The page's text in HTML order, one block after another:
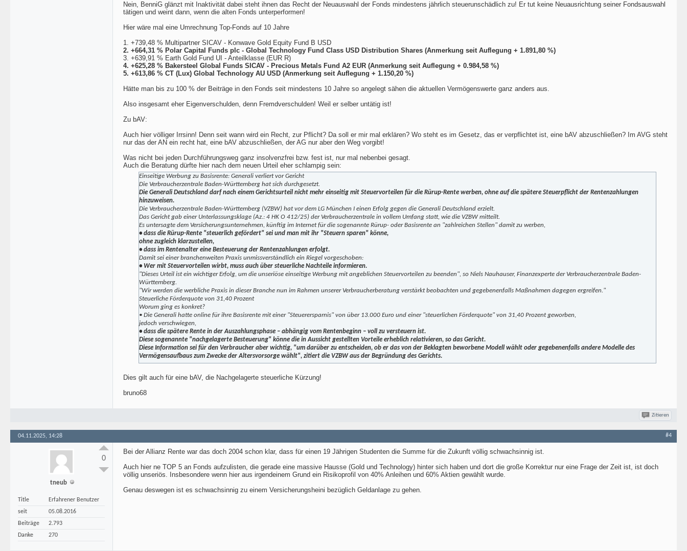
Nein, BenniG glänzt mit Inaktivität dabei steht ihnen das Recht der Neuauswahl der Fonds mindestens jährlich steuerunschädlich zu! Er tut keine Neuausrichtung seiner Fondsauswahl
tätigen und weint dann, wenn die alten Fonds unterperformen!
Hier wäre mal eine Umrechnung Top-Fonds auf 10 Jahre
1. +739,48 % Multipartner SICAV - Konwave Gold Equity Fund B USD
2. +664,31 % Polar Capital Funds plc - Global Technology Fund Class USD Distribution Shares (Anmerkung seit Auflegung + 1.891,80 %)
3. +639,91 % Earth Gold Fund UI - Anteilklasse (EUR R)
4. +625,28 % Bakersteel Global Funds SICAV - Precious Metals Fund A2 EUR (Anmerkung seit Auflegung + 0.984,58 %)
5. +613,86 % CT (Lux) Global Technology AU USD (Anmerkung seit Auflegung + 1.150,20 %)
Hätte man bis zu 100 % der Beiträge in den Fonds seit mindestens 10 Jahre so angelegt sähen die aktuellen Vermögenswerte ganz anders aus.
Also insgesamt eher Eigenverschulden, denn Fremdverschulden! Weil er selber untätig ist!
Zu bAV:
Auch hier völliger Irrsinn! Denn seit wann wird ein Recht, zur Pflicht? Da soll er mir mal erklären? Wo steht es im Gesetz, das er verpflichtet ist, eine bAV abzuschließen? Im AVG steht
nur das der AN ein recht hat, eine bAV abzuschließen, der AG nur aber den Weg vorgibt!
Was nicht bei jeden Durchführungsweg ganz insolvenzfrei bzw. fest ist, nur mal nebenbei gesagt.
Auch die Beratung dürfte hier nach dem neuen Urteil eher schlampig sein:
Einseitige Werbung zu Basisrente: Generali verliert vor Gericht
Die Verbraucherzentrale Baden-Württemberg hat sich durchgesetzt.
Die Generali Deutschland darf nach einem Gerichtsurteil nicht mehr einseitig mit Steuervorteilen für die Rürup-Rente werben, ohne auf die spätere Steuerpflicht der Rentenzahlungen
hinzuweisen.
Die Verbraucherzentrale Baden-Württemberg (VZBW) hat vor dem LG München I einen Erfolg gegen die Generali Deutschland erzielt.
Das Gericht gab einer Unterlassungsklage (Az.: 4 HK O 412/25) der Verbraucherzentrale in vollem Umfang statt, wie die VZBW mitteilt.
Es untersagte dem Versicherungsunternehmen, künftig im Internet für die sogenannte Rürup- oder Basisrente an "zahlreichen Stellen" damit zu werben,
• dass die Rürup-Rente "steuerlich gefördert" sei und man mit ihr "Steuern sparen" könne,
ohne zugleich klarzustellen,
• dass im Rentenalter eine Besteuerung der Rentenzahlungen erfolgt.
Damit sei einer branchenweiten Praxis unmissverständlich ein Riegel vorgeschoben:
• Wer mit Steuervorteilen wirbt, muss auch über steuerliche Nachteile informieren.
"Dieses Urteil ist ein wichtiger Erfolg, um die unseriöse einseitige Werbung mit angeblichen Steuervorteilen zu beenden", so Niels Nauhauser, Finanzexperte der Verbraucherzentrale Baden-
Württemberg.
"Wir werden die werbliche Praxis in dieser Branche nun im Rahmen unserer Verbraucherberatung verstärkt beobachten und gegebenenfalls Maßnahmen dagegen ergreifen."
Steuerliche Förderquote von 31,40 Prozent
Worum ging es konkret?
• Die Generali hatte online für ihre Basisrente mit einer "Steuerersparnis" von über 13.000 Euro und einer "steuerlichen Förderquote" von 31,40 Prozent geworben,
jedoch verschwiegen,
• dass die spätere Rente in der Auszahlungsphase – abhängig vom Rentenbeginn – voll zu versteuern ist.
Diese sogenannte "nachgelagerte Besteuerung" könne die in Aussicht gestellten Vorteile erheblich relativieren, so das Gericht.
Diese Information sei für den Verbraucher aber wichtig, "um darüber zu entscheiden, ob er das von der Beklagten beworbene Modell wählt oder gegebenenfalls andere Modelle des
Vermögensaufbaus zum Zwecke der Altersvorsorge wählt", zitiert die VZBW aus der Begründung des Gerichts.
Dies gilt auch für eine bAV, die Nachgelagerte steuerliche Kürzung!
bruno68
Zitieren
04.11.2025, 14:28 #4
tneub
Title
Erfahrener Benutzer
seit
05.08.2016
Beiträge
2.793
Danke
270
0
Bei der Allianz Rente war das doch 2004 schon klar, dass für einen 19 Jährigen Studenten die Summe für die Zukunft völlig schwachsinnig ist.
Auch hier ne TOP 5 an Fonds aufzulisten, die gerade eine massive Hausse (Gold und Technology) hinter sich haben und dort die große Korrektur nur eine Frage der Zeit ist, ist doch
völlig unseriös. Insbesondere wenn hier aus irgendeinem Grund ein Risikoprofil von 40% Anleihen und 60% Aktien gewählt wurde.
Genau deswegen ist es schwachsinnig zu einem Versicherungsheini bezüglich Geldanlage zu gehen.